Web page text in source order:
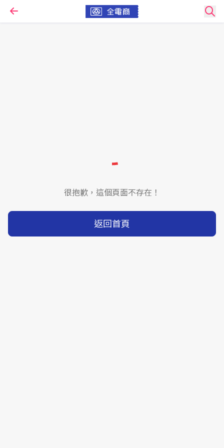
很抱歉，這個頁面不存在！
返回首頁